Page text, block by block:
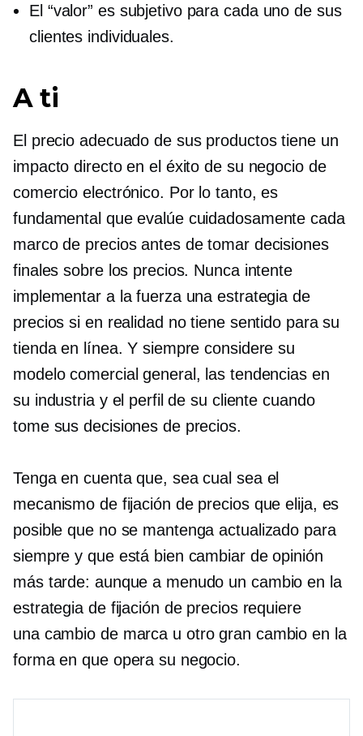
El “valor” es subjetivo para cada uno de sus
clientes individuales.
A ti
El precio adecuado de sus productos tiene un
impacto directo en el éxito de su negocio de
comercio electrónico. Por lo tanto, es
fundamental que evalúe cuidadosamente cada
marco de precios antes de tomar decisiones
finales sobre los precios. Nunca intente
implementar a la fuerza una estrategia de
precios si en realidad no tiene sentido para su
tienda en línea. Y siempre considere su
modelo comercial general, las tendencias en
su industria y el perfil de su cliente cuando
tome sus decisiones de precios.
Tenga en cuenta que, sea cual sea el
mecanismo de fijación de precios que elija, es
posible que no se mantenga actualizado para
siempre y que está bien cambiar de opinión
más tarde: aunque a menudo un cambio en la
estrategia de fijación de precios requiere
una cambio de marca u otro gran cambio en la
forma en que opera su negocio.